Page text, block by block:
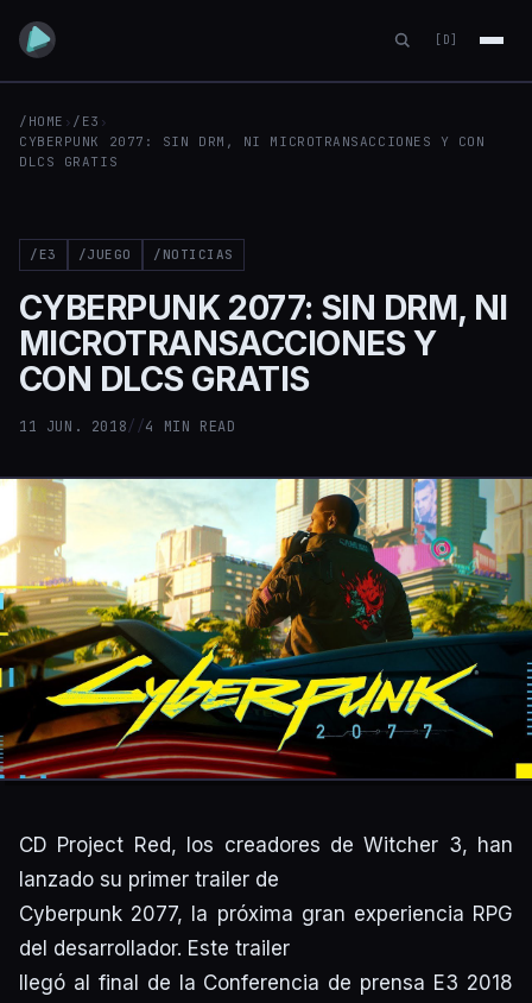
[D]
/HOME › /E3 ›
CYBERPUNK 2077: SIN DRM, NI MICROTRANSACCIONES Y CON
DLCS GRATIS
/E3 /JUEGO /NOTICIAS
CYBERPUNK 2077: SIN DRM, NI
MICROTRANSACCIONES Y
CON DLCS GRATIS
11 JUN. 2018//4 MIN READ
CD Project Red, los creadores de Witcher 3, han
lanzado su primer trailer de
Cyberpunk 2077, la próxima gran experiencia RPG
del desarrollador. Este trailer
llegó al final de la Conferencia de prensa E3 2018